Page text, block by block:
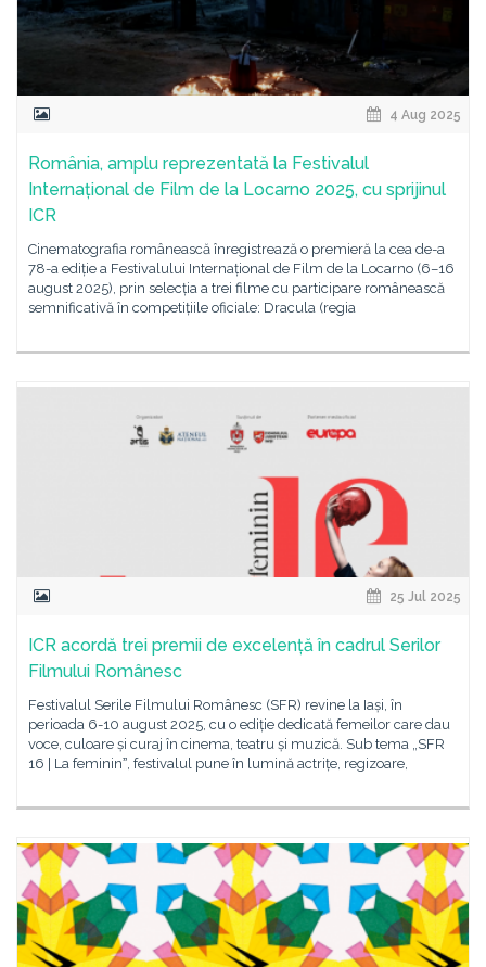
4 Aug 2025
România, amplu reprezentată la Festivalul
Internațional de Film de la Locarno 2025, cu sprijinul
ICR
Cinematografia românească înregistrează o premieră la cea de-a
78-a ediție a Festivalului Internațional de Film de la Locarno (6–16
august 2025), prin selecția a trei filme cu participare românească
semnificativă în competițiile oficiale: Dracula (regia
25 Jul 2025
ICR acordă trei premii de excelență în cadrul Serilor
Filmului Românesc
Festivalul Serile Filmului Românesc (SFR) revine la Iași, în
perioada 6-10 august 2025, cu o ediție dedicată femeilor care dau
voce, culoare și curaj în cinema, teatru și muzică. Sub tema „SFR
16 | La femininˮ, festivalul pune în lumină actrițe, regizoare,